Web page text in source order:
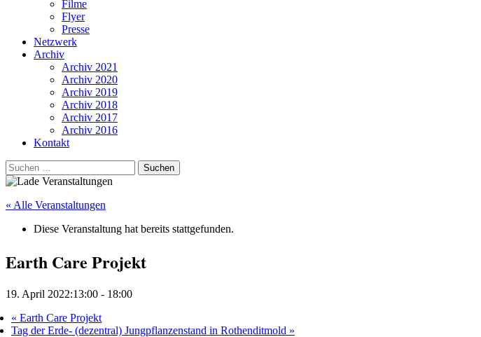
Filme
Flyer
Presse
Netzwerk
Archiv
Archiv 2021
Archiv 2020
Archiv 2019
Archiv 2018
Archiv 2017
Archiv 2016
Kontakt
Suchen
nach:
« Alle Veranstaltungen
Diese Veranstaltung hat bereits stattgefunden.
Earth Care Projekt
19. April 2022:13:00 - 18:00
« Earth Care Projekt
Tag der Erde- (dezentral) Jungpflanzenstand in Rothenditmold »